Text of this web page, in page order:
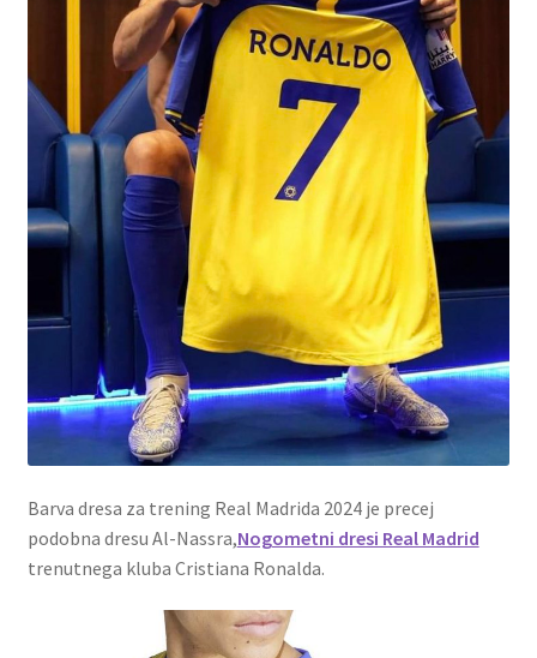
Barva dresa za trening Real Madrida 2024 je precej
podobna dresu Al-Nassra,Nogometni dresi Real Madrid
trenutnega kluba Cristiana Ronalda.